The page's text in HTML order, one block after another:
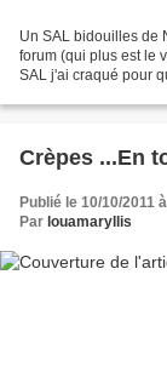
Un SAL bidouilles de
forum (qui plus est le
SAL j'ai craqué pour
Crèpes ...En
Publié le 10/10/2011
Par louamaryllis